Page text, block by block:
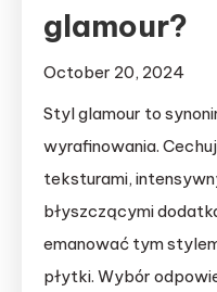
glamour?
October 20, 2024
Styl glamour to
wyrafinowania.
teksturami,
błyszczącymi
emanować tym
płytki. Wybór